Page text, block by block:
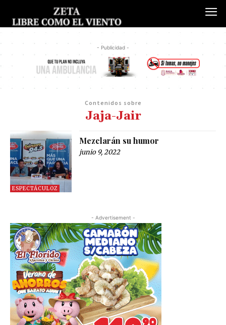
- Publicidad -
Contenidos sobre
Jaja-Jair
ESPECTÁCULOZ
Mezclarán su humor
junio 9, 2022
- Advertisement -